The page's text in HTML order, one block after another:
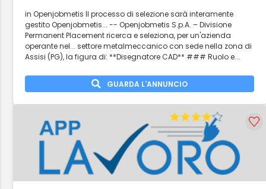
in Openjobmetis Il processo di selezione sarà interamente
gestito Openjobmetis... -- Openjobmetis S.p.A. – Divisione
Permanent Placement ricerca e seleziona, per un'azienda
operante nel... settore metalmeccanico con sede nella zona di
Assisi (PG), la figura di: **Disegnatore CAD** ### Ruolo e...
GUARDA L'ANNUNCIO